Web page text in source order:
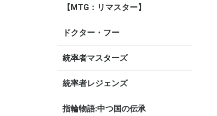
【MTG：リマスター】
ドクター・フー
統率者マスターズ
統率者レジェンズ
指輪物語:中つ国の伝承